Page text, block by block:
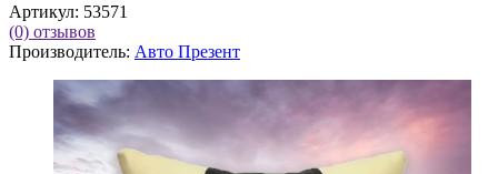
Артикул: 53571
(0) отзывов
Производитель: Авто Презент